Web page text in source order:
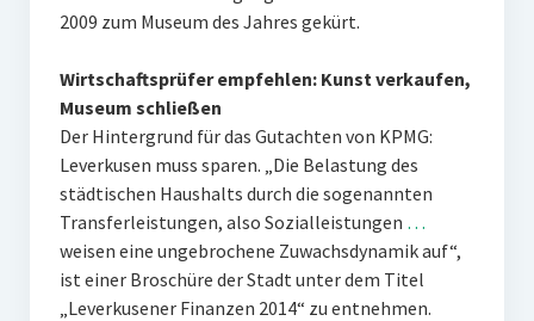
2009 zum Museum des Jahres gekürt.
Wirtschaftsprüfer empfehlen: Kunst verkaufen,
Museum schließen
Der Hintergrund für das Gutachten von KPMG:
Leverkusen muss sparen. „Die Belastung des
städtischen Haushalts durch die sogenannten
Transferleistungen, also Sozialleistungen …
weisen eine ungebrochene Zuwachsdynamik auf“,
ist einer Broschüre der Stadt unter dem Titel
„Leverkusener Finanzen 2014“ zu entnehmen.